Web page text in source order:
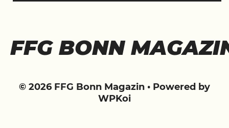
FFG BONN
© 2026 FFG Bonn Magazin • Powered by
WPKoi